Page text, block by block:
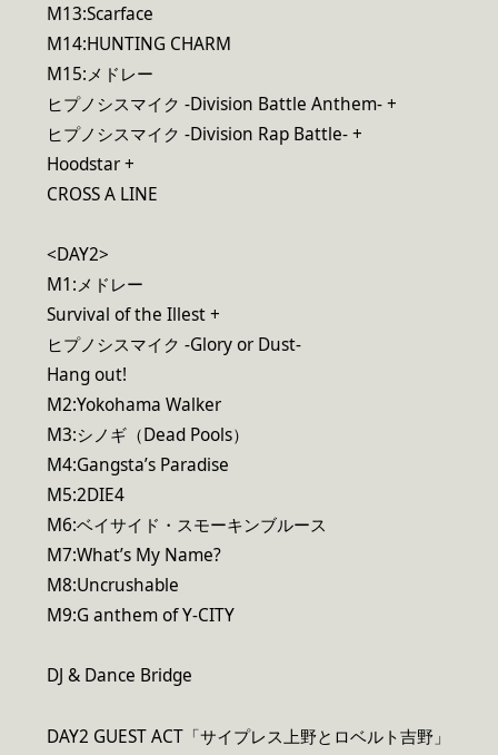
M13:Scarface
M14:HUNTING CHARM
M15:メドレー
ヒプノシスマイク -Division Battle Anthem- +
ヒプノシスマイク -Division Rap Battle- +
Hoodstar +
CROSS A LINE
<DAY2>
M1:メドレー
Survival of the Illest +
ヒプノシスマイク -Glory or Dust-
Hang out!
M2:Yokohama Walker
M3:シノギ（Dead Pools）
M4:Gangsta’s Paradise
M5:2DIE4
M6:ベイサイド・スモーキンブルース
M7:What’s My Name?
M8:Uncrushable
M9:G anthem of Y-CITY
DJ & Dance Bridge
DAY2 GUEST ACT「サイプレス上野とロベルト吉野」